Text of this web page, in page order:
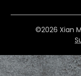
©2026 Xian